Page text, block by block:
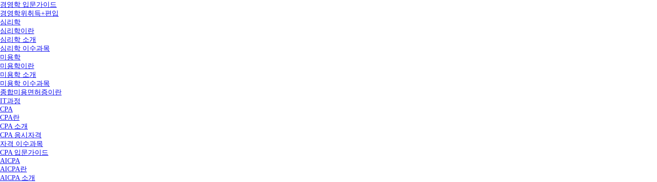
경영학 입문가이드
경영학위취득+편입
심리학
심리학이란
심리학 소개
심리학 이수과목
미용학
미용학이란
미용학 소개
미용학 이수과목
종합미용면허증이란
IT과정
CPA
CPA란
CPA 소개
CPA 응시자격
자격 이수과목
CPA 입문가이드
AICPA
AICPA란
AICPA 소개